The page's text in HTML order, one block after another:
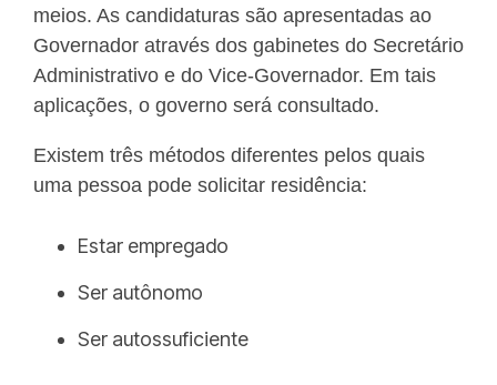
meios. As candidaturas são apresentadas ao
Governador através dos gabinetes do Secretário
Administrativo e do Vice-Governador. Em tais
aplicações, o governo será consultado.
Existem três métodos diferentes pelos quais
uma pessoa pode solicitar residência:
Estar empregado
Ser autônomo
Ser autossuficiente